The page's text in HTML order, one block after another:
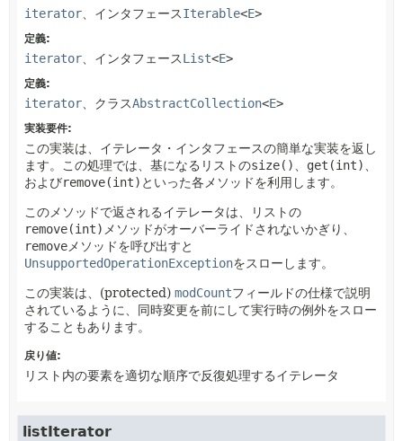
iterator 、インタフェースIterable<E>
定義:
iterator 、インタフェースList<E>
定義:
iterator 、クラスAbstractCollection<E>
実装要件:
この実装は、イテレータ・インタフェースの簡単な実装を返し
ます。この処理では、基になるリストのsize() get(int)
およびremove(int) といった各メソッドを利用します。
このメソッドで返されるイテレータは、リストの
remove(int) メソッドがオーバーライドされないかぎり、
remove メソッドを呼び出すと
UnsupportedOperationExceptionをスローします。
この実装は、(protected) modCountフィールドの仕様で説明
されているように、同時変更を前にして実行時の例外をスロー
することもあります。
戻り値:
リスト内の要素を適切な順序で反復処理するイテレータ
listIterator